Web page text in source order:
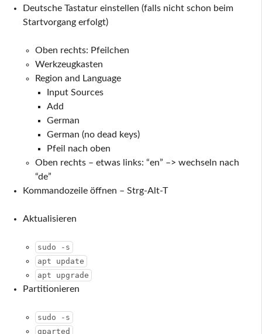
Deutsche Tastatur einstellen (falls nicht schon beim
Startvorgang erfolgt)
Oben rechts: Pfeilchen
Werkzeugkasten
Region and Language
Input Sources
Add
German
German (no dead keys)
Pfeil nach oben
Oben rechts – etwas links: “en” –> wechseln nach
“de”
Kommandozeile öffnen – Strg-Alt-T
Aktualisieren
sudo -s
apt update
apt upgrade
Partitionieren
sudo -s
gparted